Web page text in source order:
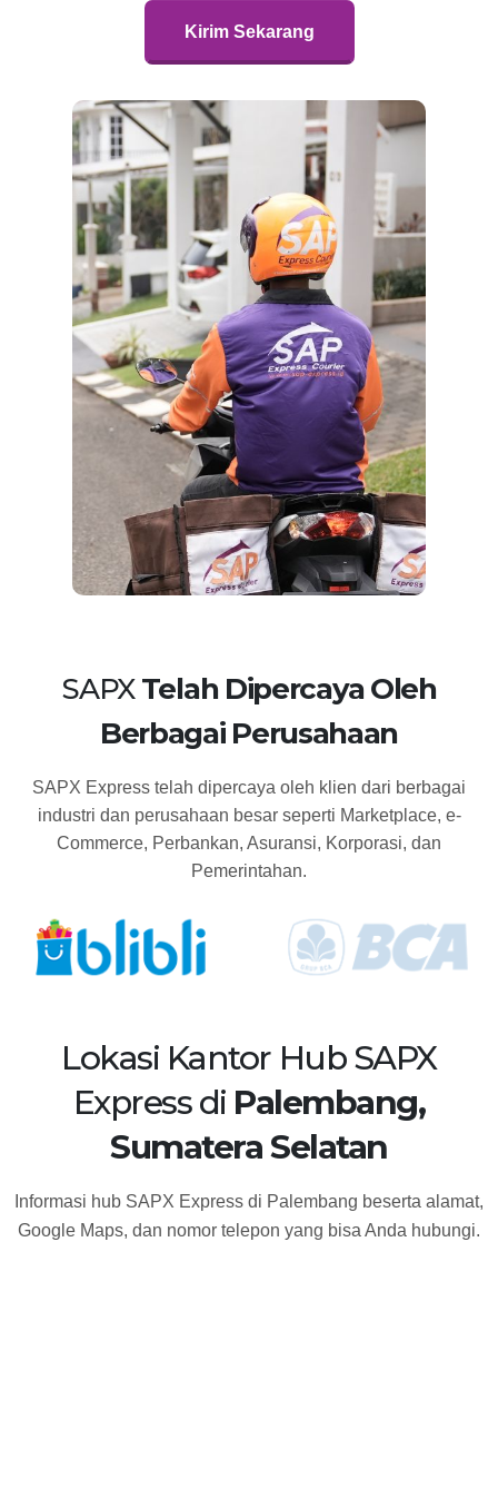
Kirim Sekarang
SAPXTelah Dipercaya Oleh
Berbagai Perusahaan
SAPX Express telah dipercaya oleh klien dari berbagai
industri dan perusahaan besar seperti Marketplace, e-
Commerce, Perbankan, Asuransi, Korporasi, dan
Pemerintahan.
Lokasi Kantor Hub SAPX
Express di Palembang,
Sumatera Selatan
Informasi hub SAPX Express di Palembang beserta alamat,
Google Maps, dan nomor telepon yang bisa Anda hubungi.